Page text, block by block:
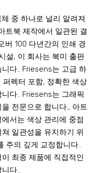
중 하나로 널리 알려져
트북 제작에서 일관된 결
버 100 다년간의 인쇄 경
설, 이 회사는 북미 출판
다.. Friesens는 고급 하
펙터 포함, 정확한 색상
다.. Friesens는 그래픽
전문으로 합니다., 아트
서는 색상 관리에 중점
일관성을 유지하기 위
주의 깊게 교정합니다..
최종 제품에 직접적인
다..